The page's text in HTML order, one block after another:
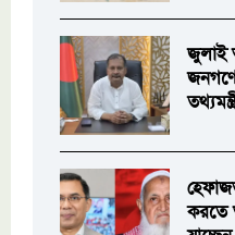
জুলাই
করতে